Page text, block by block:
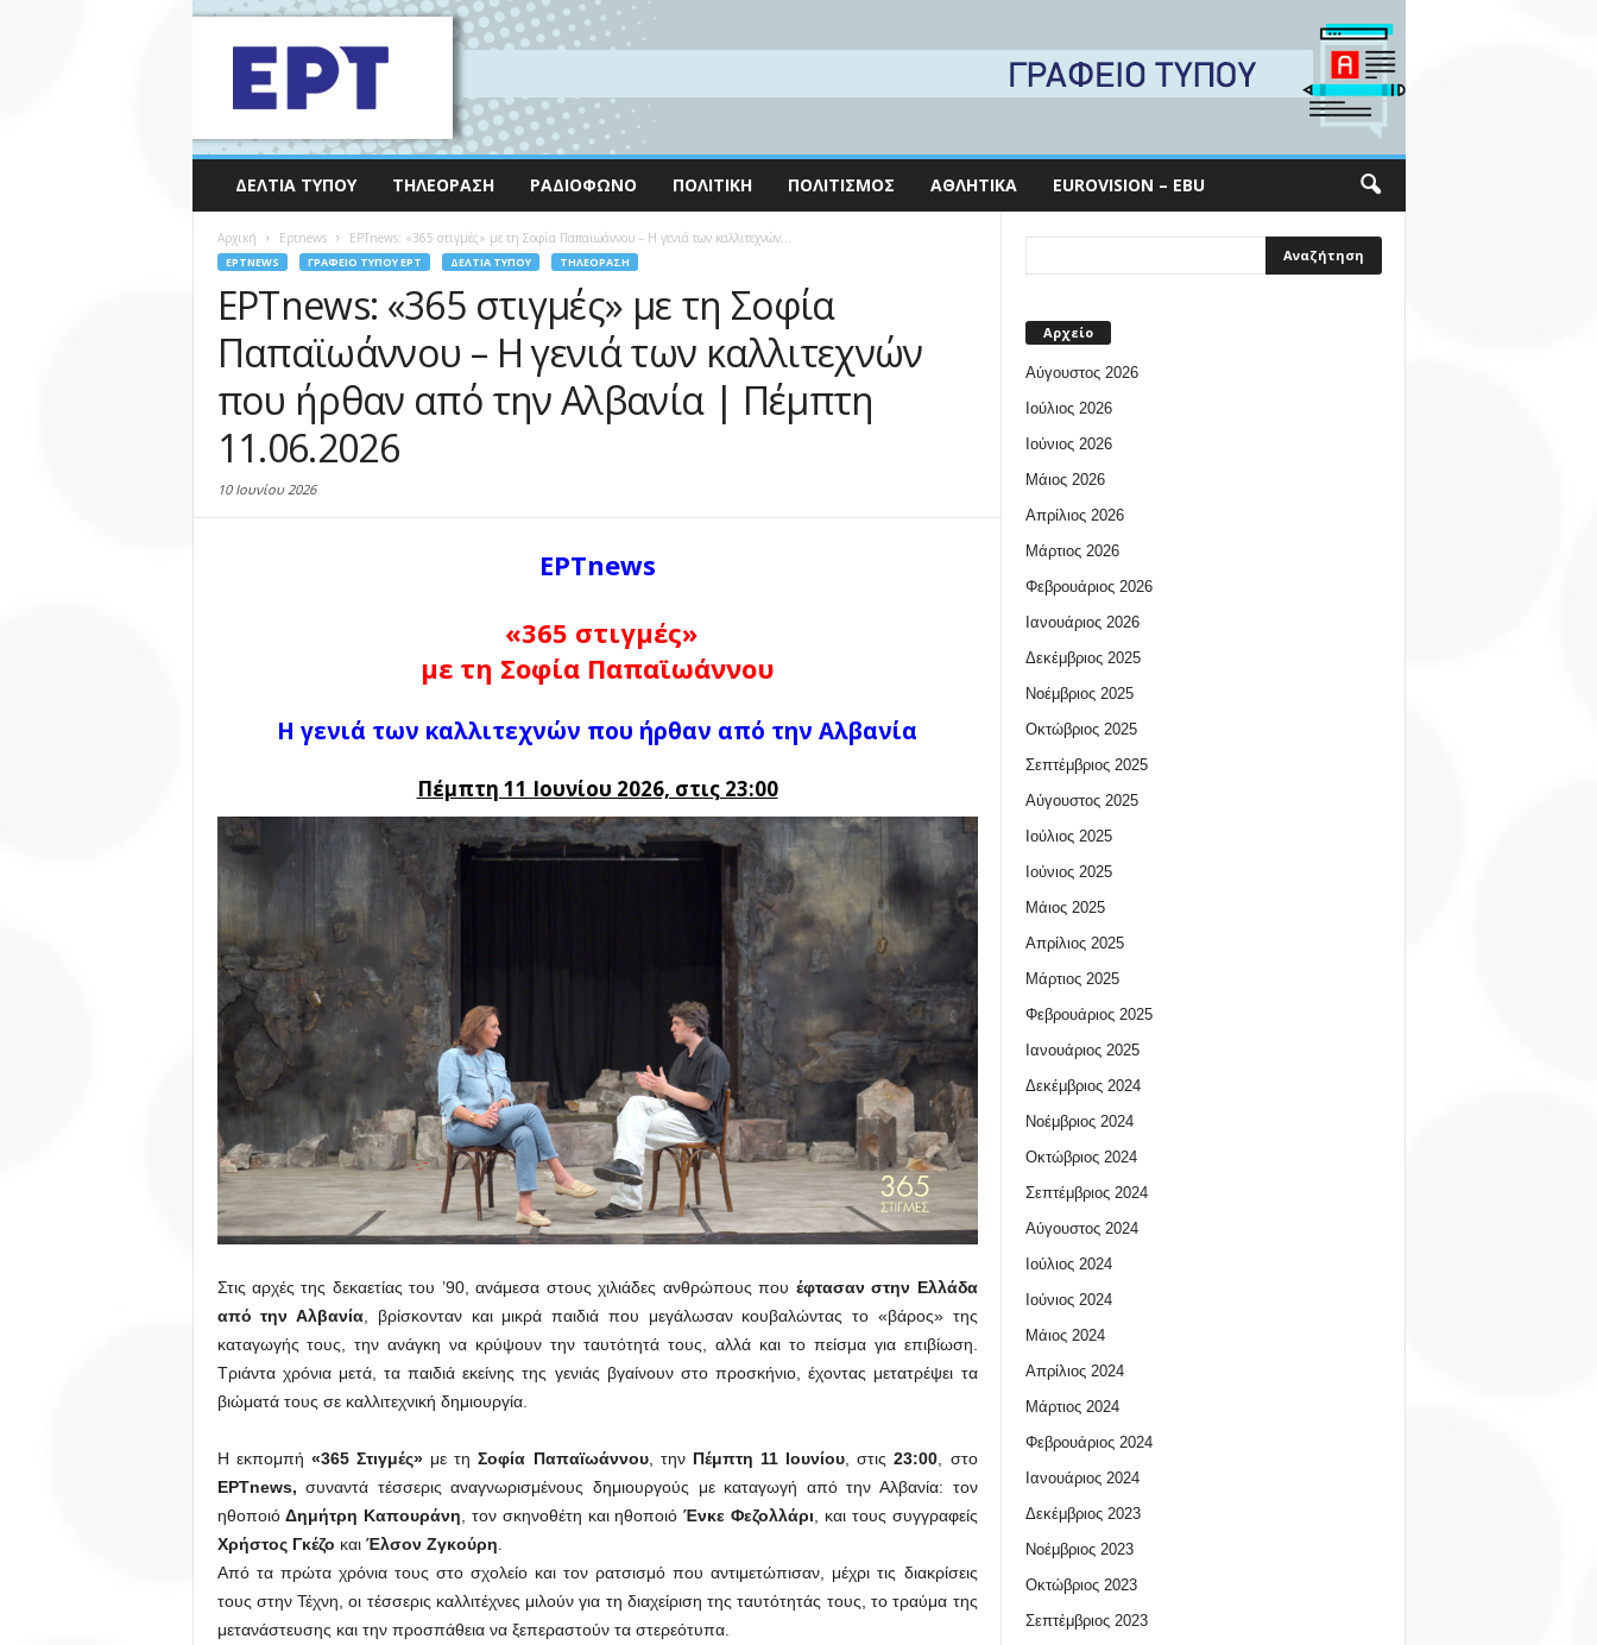
ΔΕΛΤΊΑ ΤΎΠΟΥ ΤΗΛΕΌΡΑΣΗ ΡΑΔΙΌΦΩΝΟ ΠΟΛΙΤΙΚΉ ΠΟΛΙΤΙΣΜΌΣ ΑΘΛΗΤΙΚΆ EUROVISION – EBU
Αρχική Eρτnews ΕΡΤnews: «365 στιγμές» με τη Σοφία Παπαϊωάννου – Η γενιά των καλλιτεχνών...
EΡΤNEWS ΓΡΑΦΕΊΟ ΤΎΠΟΥ ΕΡΤ ΔΕΛΤΊΑ ΤΎΠΟΥ ΤΗΛΕΌΡΑΣΗ
ΕΡΤnews: «365 στιγμές» με τη Σοφία
Παπαϊωάννου – Η γενιά των καλλιτεχνών
που ήρθαν από την Αλβανία | Πέμπτη
11.06.2026
10 Ιουνίου 2026
ΕΡΤnews
«365 στιγμές»
με τη Σοφία Παπαϊωάννου
Η γενιά των καλλιτεχνών που ήρθαν από την Αλβανία
Πέμπτη 11 Ιουνίου 2026, στις 23:00
Στις αρχές της δεκαετίας του ’90, ανάμεσα στους χιλιάδες ανθρώπους που έφτασαν στην Ελλάδα
από την Αλβανία , βρίσκονταν και μικρά παιδιά που μεγάλωσαν κουβαλώντας το «βάρος» της
καταγωγής τους, την ανάγκη να κρύψουν την ταυτότητά τους, αλλά και το πείσμα για επιβίωση.
Τριάντα χρόνια μετά, τα παιδιά εκείνης της γενιάς βγαίνουν στο προσκήνιο, έχοντας μετατρέψει τα
βιώματά τους σε καλλιτεχνική δημιουργία.
Η εκπομπή «365 Στιγμές»με τηΣοφία Παπαϊωάννου, την Πέμπτη 11 Ιουνίου , στις23:00 , στο
ΕΡΤnews, συναντά τέσσερις αναγνωρισμένους δημιουργούς με καταγωγή από την Αλβανία: τον
ηθοποιόΔημήτρη Καπουράνη , τον σκηνοθέτη και ηθοποιόΈνκε Φεζολλάρι , και τους συγγραφείς
Χρήστος Γκέζο και Έλσον Ζγκούρη
Από τα πρώτα χρόνια τους στο σχολείο και τον ρατσισμό που αντιμετώπισαν, μέχρι τις διακρίσεις
τους στην Τέχνη, οι τέσσερις καλλιτέχνες μιλούν για τη διαχείριση της ταυτότητάς τους, το τραύμα της
μετανάστευσης και την προσπάθεια να ξεπεραστούν τα στερεότυπα.
Αρχείο
Αύγουστος 2026
Ιούλιος 2026
Ιούνιος 2026
Μάιος 2026
Απρίλιος 2026
Μάρτιος 2026
Φεβρουάριος 2026
Ιανουάριος 2026
Δεκέμβριος 2025
Νοέμβριος 2025
Οκτώβριος 2025
Σεπτέμβριος 2025
Αύγουστος 2025
Ιούλιος 2025
Ιούνιος 2025
Μάιος 2025
Απρίλιος 2025
Μάρτιος 2025
Φεβρουάριος 2025
Ιανουάριος 2025
Δεκέμβριος 2024
Νοέμβριος 2024
Οκτώβριος 2024
Σεπτέμβριος 2024
Αύγουστος 2024
Ιούλιος 2024
Ιούνιος 2024
Μάιος 2024
Απρίλιος 2024
Μάρτιος 2024
Φεβρουάριος 2024
Ιανουάριος 2024
Δεκέμβριος 2023
Νοέμβριος 2023
Οκτώβριος 2023
Σεπτέμβριος 2023